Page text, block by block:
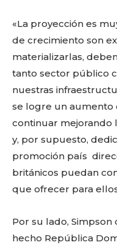
«La proyección es
de crecimiento son
materializarlas,
tanto sector público
nuestras
se logre un aumento
continuar mejorando
y, por supuesto,
promoción país
británicos puedan
que ofrecer para ellos
Por su lado,
hecho República